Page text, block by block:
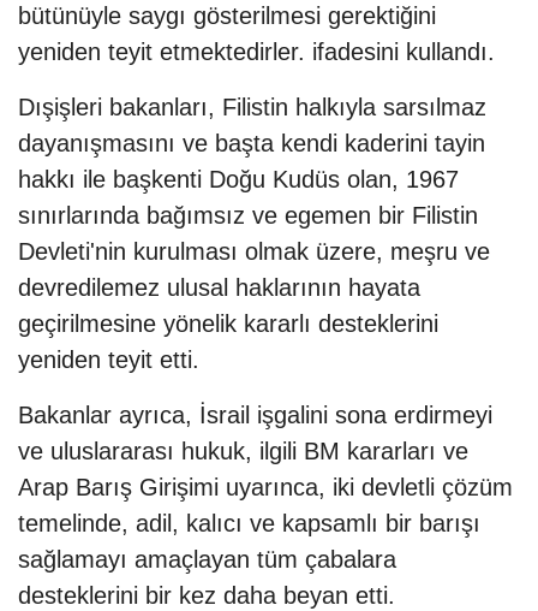
bütünüyle saygı gösterilmesi gerektiğini
yeniden teyit etmektedirler. ifadesini kullandı.
Dışişleri bakanları, Filistin halkıyla sarsılmaz
dayanışmasını ve başta kendi kaderini tayin
hakkı ile başkenti Doğu Kudüs olan, 1967
sınırlarında bağımsız ve egemen bir Filistin
Devleti'nin kurulması olmak üzere, meşru ve
devredilemez ulusal haklarının hayata
geçirilmesine yönelik kararlı desteklerini
yeniden teyit etti.
Bakanlar ayrıca, İsrail işgalini sona erdirmeyi
ve uluslararası hukuk, ilgili BM kararları ve
Arap Barış Girişimi uyarınca, iki devletli çözüm
temelinde, adil, kalıcı ve kapsamlı bir barışı
sağlamayı amaçlayan tüm çabalara
desteklerini bir kez daha beyan etti.